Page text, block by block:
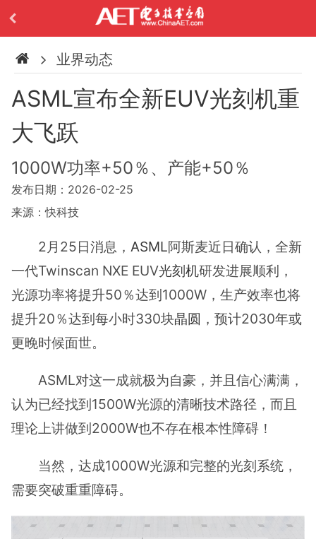
业界动态
ASML宣布全新EUV光刻机重
大飞跃
1000W功率+50％、产能+50％
发布日期：2026-02-25
来源：快科技
2月25日消息，ASML阿斯麦近日确认，全新
一代Twinscan NXE EUV光刻机研发进展顺利，
光源功率将提升50％达到1000W，生产效率也将
提升20％达到每小时330块晶圆 ，预计2030年或
更晚时候面世。
ASML对这一成就极为自豪，并且信心满满，
认为已经找到1500W光源的清晰技术路径，而且
理论上讲做到2000W也不存在根本性障碍！
当然，达成1000W光源和完整的光刻系统，
需要突破重重障碍。